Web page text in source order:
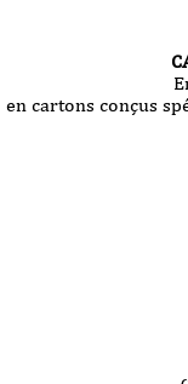
en cartons conçus